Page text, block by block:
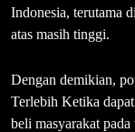
Indonesia, terutama
atas masih tinggi.
Dengan demikian,
Terlebih Ketika
beli masyarakat